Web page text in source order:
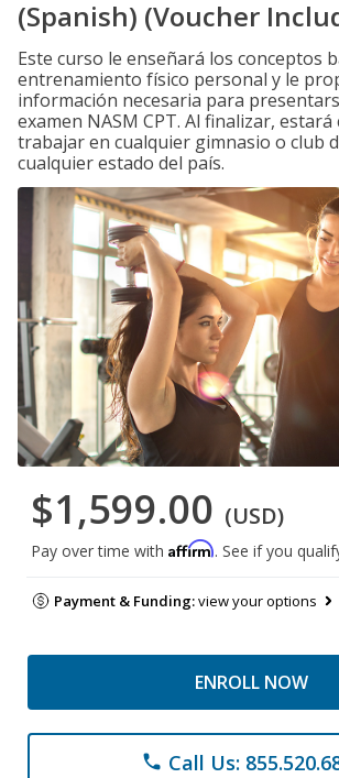
(Spanish) (Voucher
Este curso le enseñará los conceptos
entrenamiento físico personal y le
información necesaria para
examen NASM CPT. Al finalizar,
trabajar en cualquier gimnasio o club
cualquier estado del país.
$1,599.00 (USD)
Pay over time with Affirm. See if you
Payment & Funding:view your options
ENROLL NOW
phone Call Us: